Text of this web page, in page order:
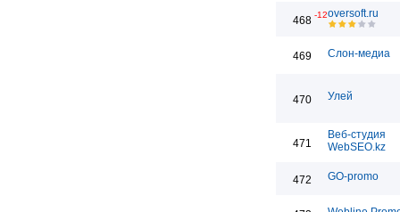
468 -12oversoft.ru
469 Слон-медиа
470 Улей
471
Веб-студия
WebSEO.kz
472 GO-promo